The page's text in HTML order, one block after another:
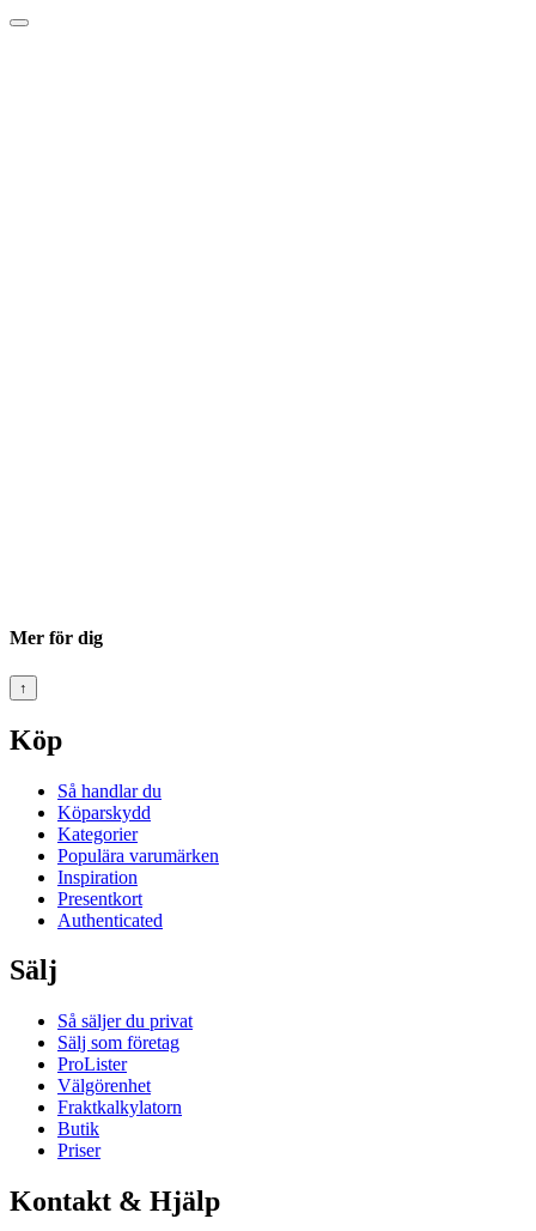
Mer för dig
↑
Köp
Så handlar du
Köparskydd
Kategorier
Populära varumärken
Inspiration
Presentkort
Authenticated
Sälj
Så säljer du privat
Sälj som företag
ProLister
Välgörenhet
Fraktkalkylatorn
Butik
Priser
Kontakt & Hjälp